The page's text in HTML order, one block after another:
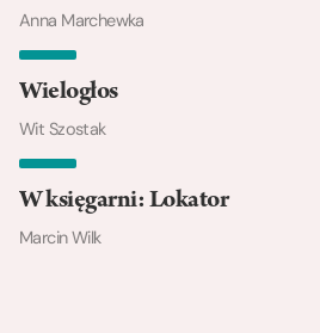
Anna Marchewka
Wielogłos
Wit Szostak
W księgarni: Lokator
Marcin Wilk